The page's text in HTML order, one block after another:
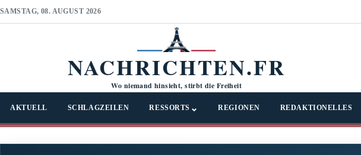
SAMSTAG, 08. AUGUST 2026
NACHRICHTEN.FR
Wo niemand hinsieht, stirbt die Freiheit
AKTUELL SCHLAGZEILEN RESSORTS ⌄ REGIONEN REDAKTIONELLES